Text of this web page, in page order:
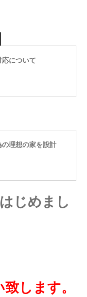
について
理想の家を設計
じめまし
します。